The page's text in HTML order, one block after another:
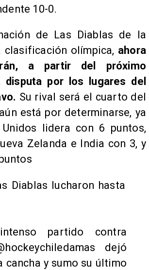
10-0.
de Las Diablas de la
clasificación olímpica, ahora
a partir del próximo
disputa por los lugares del
Su rival será el cuarto del
está por determinarse, ya
lidera con 6 puntos,
Zelanda e India con 3, y
Diablas lucharon hasta
partido contra
dejó
cancha y sumo su último